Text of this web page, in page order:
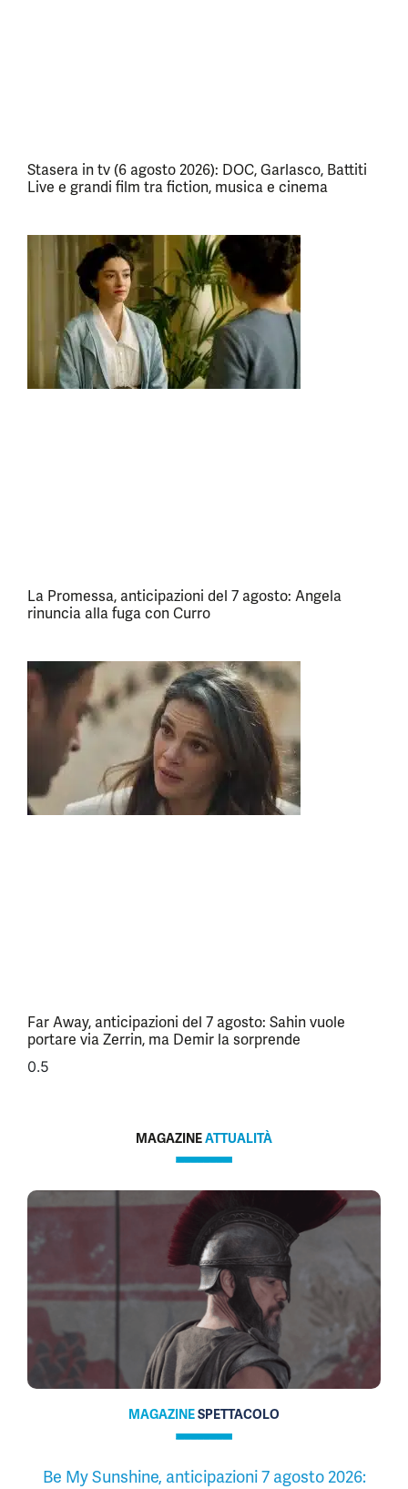
Stasera in tv (6 agosto 2026): DOC, Garlasco, Battiti
Live e grandi film tra fiction, musica e cinema
La Promessa, anticipazioni del 7 agosto: Angela
rinuncia alla fuga con Curro
Far Away, anticipazioni del 7 agosto: Sahin vuole
portare via Zerrin, ma Demir la sorprende
MAGAZINEATTUALITÀ
MAGAZINESPETTACOLO
Be My Sunshine, anticipazioni 7 agosto 2026: